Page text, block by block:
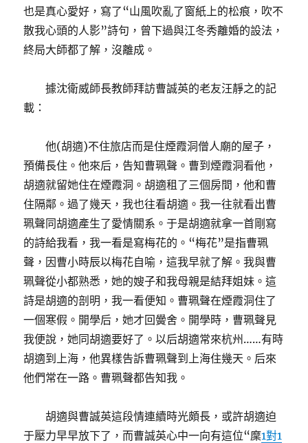
也是真心愛好，寫了“山風吹亂了窗紙上的松痕，吹不
散我心頭的人影”詩句，曾下過與江冬秀離婚的設法，
終局大師都了解，沒離成。
據沈衛威師長教師拜訪曹誠英的老友汪靜之的記
載：
他(胡適)不住旅店而是住煙霞洞僧人廟的屋子，
預備長住。他來后，告知曹珮聲。曹到煙霞洞看他，
胡適就留她住在煙霞洞。胡適租了三個房間，他和曹
住隔鄰。過了幾天，我也往看胡適。我一往就看出曹
珮聲同胡適產生了愛情關系。于是胡適就拿一首剛寫
的詩給我看，我一看是寫梅花的。“梅花”是指曹珮
聲，因曹小時辰以梅花自喻，這我早就了解。我與曹
珮聲從小都熟悉，她的嫂子和我母親是結拜姐妹。這
詩是胡適的剖明，我一看便知。曹珮聲在煙霞洞住了
一個寒假。開學后，她才回黌舍。開學時，曹珮聲見
我便說，她同胡適要好了。以后胡適常來杭州……有時
胡適到上海，他異樣告訴曹珮聲到上海住幾天。后來
他們常在一路。曹珮聲都告知我。
胡適與曹誠英這段情連續時光頗長，或許胡適迫
于壓力早早放下了，而曹誠英心中一向有這位“穈1對1